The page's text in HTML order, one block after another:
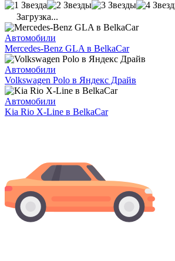
Загрузка...
Автомобили
Mercedes-Benz GLA в BelkaCar
Автомобили
Volkswagen Polo в Яндекс Драйв
Автомобили
Kia Rio X-Line в BelkaCar